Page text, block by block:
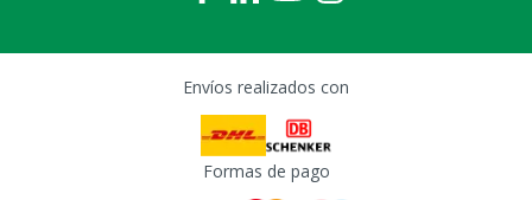
Envíos realizados con
Formas de pago